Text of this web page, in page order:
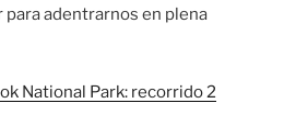
para adentrarnos en plena
National Park: recorrido 2